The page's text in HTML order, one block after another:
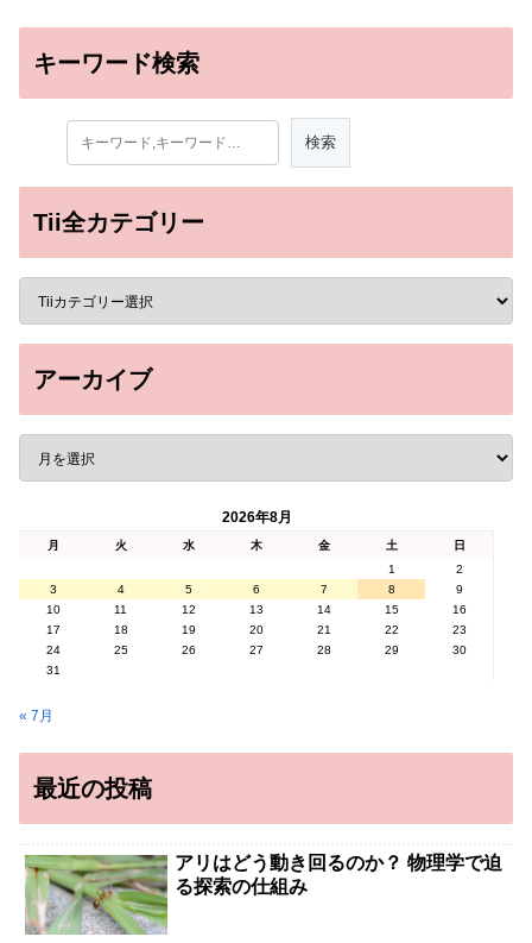
キーワード検索
Tii全カテゴリー
アーカイブ
2026年8月
月 火 水 木 金 土
日
1
2
3
4 5 6 7 8
9
10
11 12 13 14 15
16
17
18 19 20 21 22
23
24
25 26 27 28 29
30
31
« 7月
最近の投稿
アリはどう動き回るのか？ 物理学で迫
る探索の仕組み